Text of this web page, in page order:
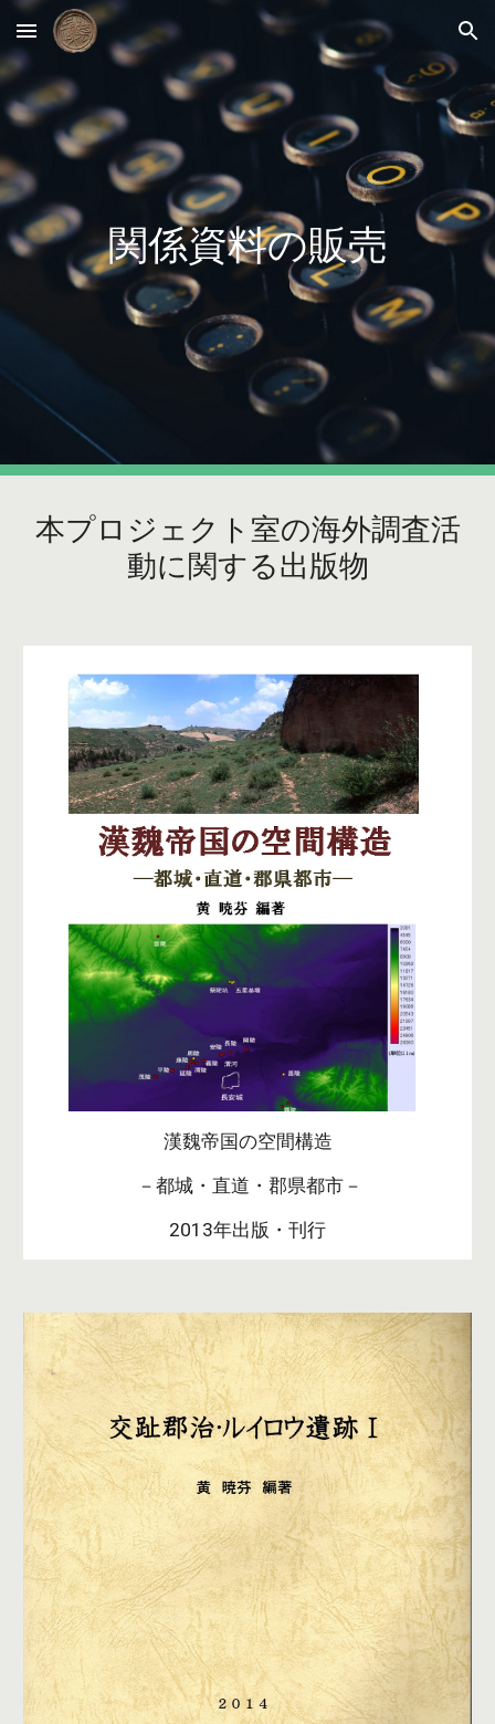
Skip to main content Skip to navigation
関係資料の販売
本プロジェクト室の海外調査活
動に関する出版物
漢魏帝国の空間構造
－都城・直道・郡県都市－
2013年出版・刊行